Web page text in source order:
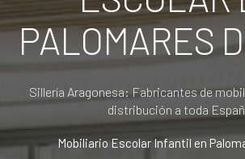
PALOMARES
Sillería Aragonesa: Fabricantes de
distribución a toda
Mobiliario Escolar Infantil en